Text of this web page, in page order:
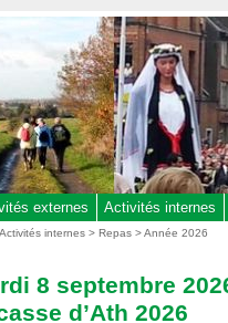
externes Activités internes
Activités internes >Repas >Année 2026
8 septembre
d’Ath 2026